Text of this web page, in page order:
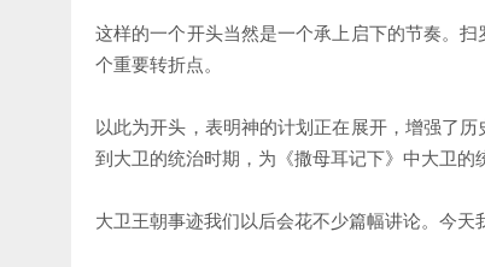
这样的一个开头当然是一个承上启下的节奏。
个重要转折点。
以此为开头，表明神的计划正在展开，增强了
到大卫的统治时期，为《撒母耳记下》中大卫的
大卫王朝事迹我们以后会花不少篇幅讲论。今